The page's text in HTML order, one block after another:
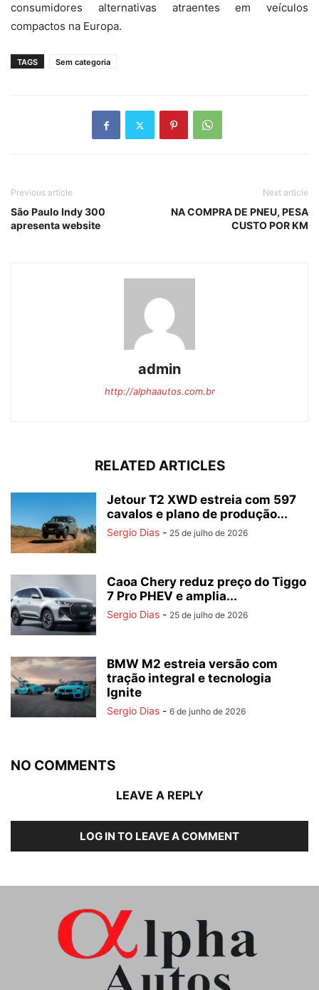
consumidores alternativas atraentes em veículos
compactos na Europa.
TAGS Sem categoria
Previous article
São Paulo Indy 300
apresenta website
Next article
NA COMPRA DE PNEU, PESA
CUSTO POR KM
admin
http://alphaautos.com.br
RELATED ARTICLES
Jetour T2 XWD estreia com 597
cavalos e plano de produção...
Sergio Dias - 25 de julho de 2026
Caoa Chery reduz preço do Tiggo
7 Pro PHEV e amplia...
Sergio Dias - 25 de julho de 2026
BMW M2 estreia versão com
tração integral e tecnologia
Ignite
Sergio Dias - 6 de junho de 2026
NO COMMENTS
LEAVE A REPLY
LOG IN TO LEAVE A COMMENT